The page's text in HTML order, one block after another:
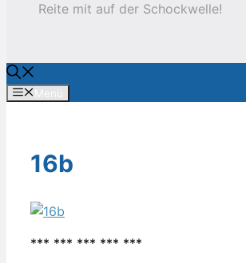
Reite mit auf der Schockwelle!
Menü
16b
*** *** *** *** ***